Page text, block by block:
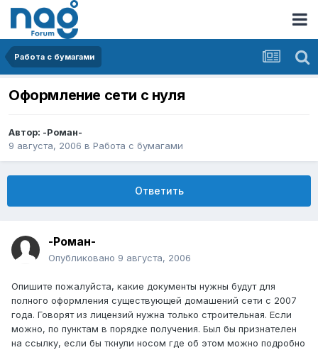
Работа с бумагами
Оформление сети с нуля
Автор: -Роман-
9 августа, 2006 в Работа с бумагами
Ответить
-Роман-
Опубликовано 9 августа, 2006
Опишите пожалуйста, какие документы нужны будут для
полного оформления существующей домашений сети с 2007
года. Говорят из лицензий нужна только строительная. Если
можно, по пунктам в порядке получения. Был бы признателен
на ссылку, если бы ткнули носом где об этом можно подробно